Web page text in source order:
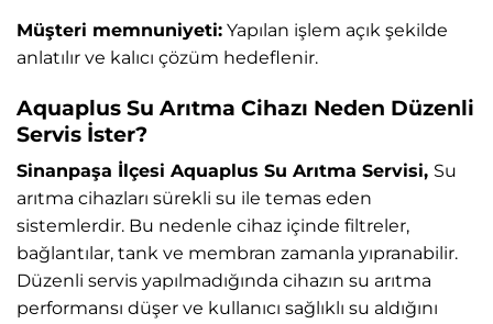
Müşteri memnuniyeti: Yapılan işlem açık şekilde
anlatılır ve kalıcı çözüm hedeflenir.
Aquaplus Su Arıtma Cihazı Neden Düzenli
Servis İster?
Sinanpaşa İlçesi Aquaplus Su Arıtma Servisi, Su
arıtma cihazları sürekli su ile temas eden
sistemlerdir. Bu nedenle cihaz içinde filtreler,
bağlantılar, tank ve membran zamanla yıpranabilir.
Düzenli servis yapılmadığında cihazın su arıtma
performansı düşer ve kullanıcı sağlıklı su aldığını